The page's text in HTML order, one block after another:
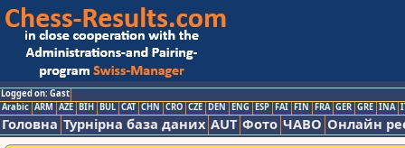
Logged on: Gast
Arabic ARM AZE BIH BUL CAT CHN CRO CZE DEN ENG ESP FAI FIN FRA GER GRE INA
Головна Турнірна база даних AUT Фото ЧАВО Онлайн